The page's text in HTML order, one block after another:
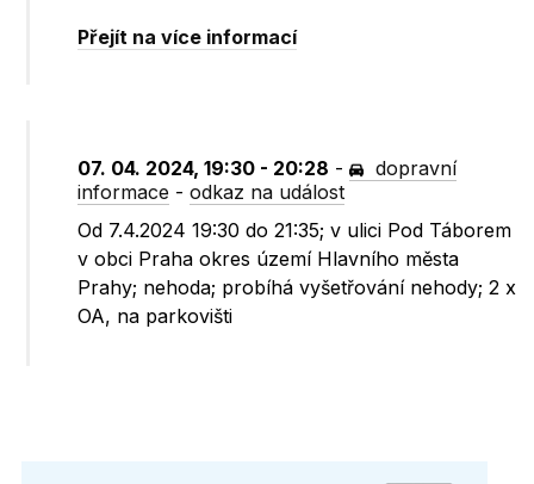
Přejít na více informací
07. 04. 2024, 19:30 - 20:28 -
dopravní
informace -odkaz na událost
Od 7.4.2024 19:30 do 21:35; v ulici Pod Táborem
v obci Praha okres území Hlavního města
Prahy; nehoda; probíhá vyšetřování nehody; 2 x
OA, na parkovišti